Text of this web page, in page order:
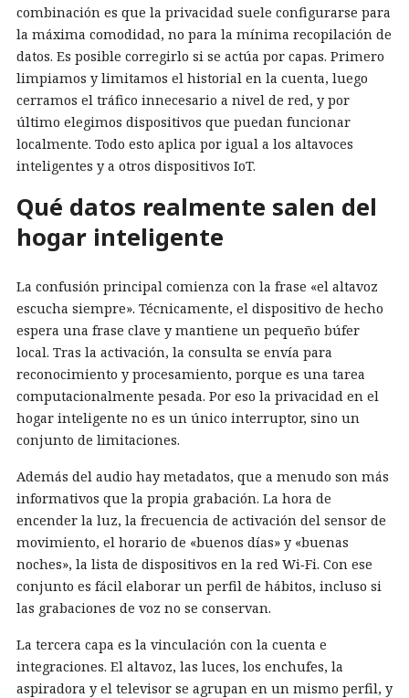
combinación es que la privacidad suele configurarse para
la máxima comodidad, no para la mínima recopilación de
datos. Es posible corregirlo si se actúa por capas. Primero
limpiamos y limitamos el historial en la cuenta, luego
cerramos el tráfico innecesario a nivel de red, y por
último elegimos dispositivos que puedan funcionar
localmente. Todo esto aplica por igual a los altavoces
inteligentes y a otros dispositivos IoT.
Qué datos realmente salen del
hogar inteligente
La confusión principal comienza con la frase «el altavoz
escucha siempre». Técnicamente, el dispositivo de hecho
espera una frase clave y mantiene un pequeño búfer
local. Tras la activación, la consulta se envía para
reconocimiento y procesamiento, porque es una tarea
computacionalmente pesada. Por eso la privacidad en el
hogar inteligente no es un único interruptor, sino un
conjunto de limitaciones.
Además del audio hay metadatos, que a menudo son más
informativos que la propia grabación. La hora de
encender la luz, la frecuencia de activación del sensor de
movimiento, el horario de «buenos días» y «buenas
noches», la lista de dispositivos en la red Wi‑Fi. Con ese
conjunto es fácil elaborar un perfil de hábitos, incluso si
las grabaciones de voz no se conservan.
La tercera capa es la vinculación con la cuenta e
integraciones. El altavoz, las luces, los enchufes, la
aspiradora y el televisor se agrupan en un mismo perfil, y